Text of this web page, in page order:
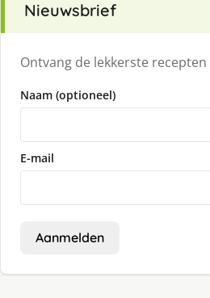
Nieuwsbrief
Ontvang de lekkerste
Naam (optioneel)
E-mail
Aanmelden